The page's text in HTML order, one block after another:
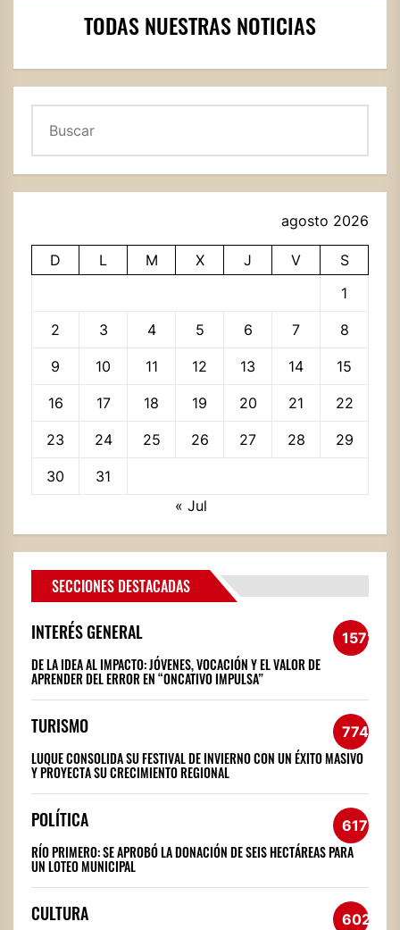
TODAS NUESTRAS NOTICIAS
agosto 2026
D L M X J V
S
1
2 3 4 5 6 7 8
9 10 11 12 13 14 15
16 17 18 19 20 21 22
23 24 25 26 27 28 29
30
31
« Jul
SECCIONES DESTACADAS
INTERÉS GENERAL 1572
DE LA IDEA AL IMPACTO: JÓVENES, VOCACIÓN Y EL VALOR DE
APRENDER DEL ERROR EN “ONCATIVO IMPULSA”
TURISMO 774
LUQUE CONSOLIDA SU FESTIVAL DE INVIERNO CON UN ÉXITO MASIVO
Y PROYECTA SU CRECIMIENTO REGIONAL
POLÍTICA 617
RÍO PRIMERO: SE APROBÓ LA DONACIÓN DE SEIS HECTÁREAS PARA
UN LOTEO MUNICIPAL
CULTURA 602